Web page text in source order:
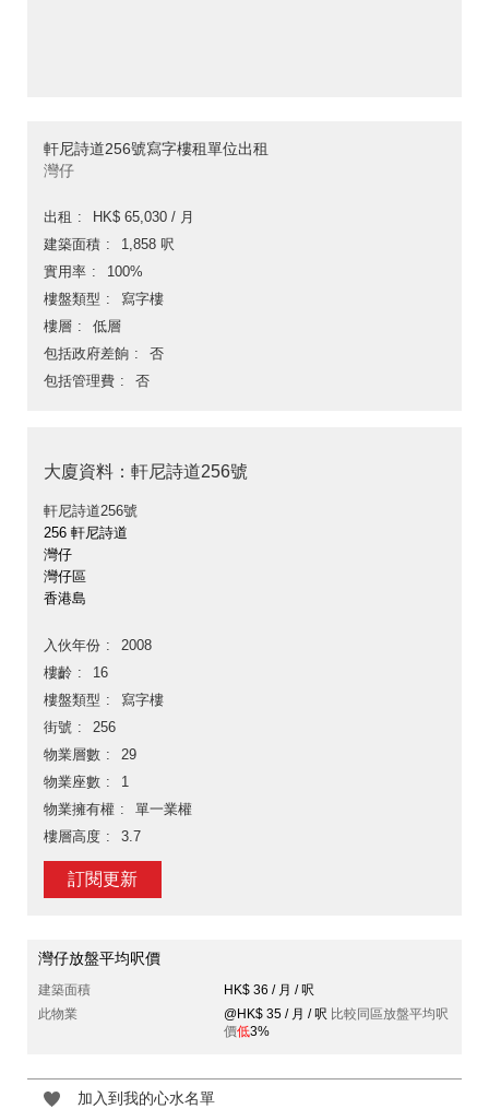
軒尼詩道256號寫字樓租單位出租
灣仔
出租
HK$ 65,030 / 月
建築面積
1,858 呎
實用率
100%
樓盤類型
寫字樓
樓層
低層
包括政府差餉
否
包括管理費
否
大廈資料：軒尼詩道256號
軒尼詩道256號
256 軒尼詩道
灣仔
灣仔區
香港島
入伙年份
2008
樓齡
16
樓盤類型
寫字樓
街號
256
物業層數
29
物業座數
1
物業擁有權
單一業權
樓層高度
3.7
訂閱更新
灣仔放盤平均呎價
建築面積
HK$ 36 / 月 / 呎
此物業
@HK$ 35 / 月 / 呎 比較同區放盤平均呎
價低3%
加入到我的心水名單